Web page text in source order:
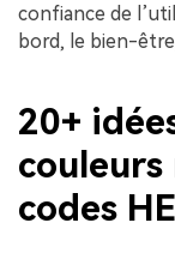
confiance de
bord, le bien-
20+
couleurs
codes